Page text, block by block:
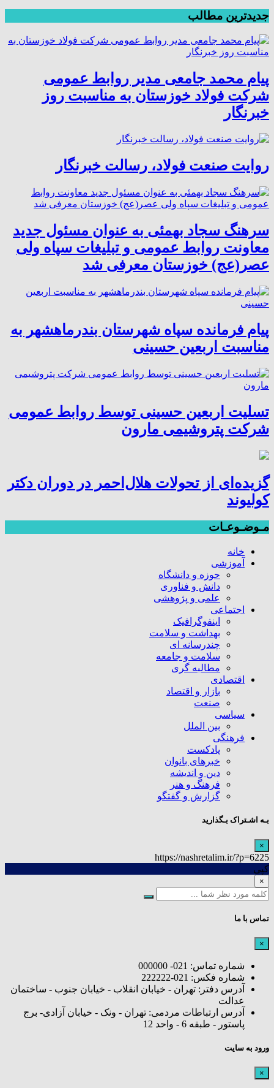
جدیدترین مطالب
پیام محمد جامعی مدیر روابط عمومی
شرکت فولاد خوزستان به مناسبت روز
خبرنگار
روایت صنعت فولاد،‌ رسالت خبرنگار
سرهنگ سجاد بهمئی به عنوان مسئول جدید
معاونت روابط عمومی و تبلیغات سپاه ولی
عصر(عج) خوزستان معرفی شد
پیام فرمانده سپاه شهرستان بندرماهشهر به
مناسبت اربعین حسینی
تسلیت اربعین حسینی توسط روابط عمومی
شرکت پتروشیمی مارون
گزیده‌ای از تحولات هلال‌احمر در دوران دکتر
کولیوند
مـوضـوعـات
خانه
آموزشی
حوزه و دانشگاه
دانش و فناوری
علمی و پژوهشی
اجتماعی
اینفوگرافیک
بهداشت و سلامت
چندرسانه ای
سلامت و جامعه
مطالبه گری
اقتصادی
بازار و اقتصاد
صنعت
سیاسی
بین الملل
فرهنگی
پادکست
خبرهای بانوان
دین و اندیشه
فرهنگ و هنر
گزارش و گفتگو
بـه اشـتراک بـگذارید
×
https://nashretalim.ir/?p=6225
کپی
×
تماس با ما
×
شماره تماس: 021- 000000
شماره فکس: 021-222222
آدرس دفتر: تهران - خیابان انقلاب - خیابان جنوب - ساختمان
عدالت
آدرس ارتباطات مردمی: تهران - ونک - خیابان آزادی- برج
پاستور - طبقه 6 - واحد 12
ورود به سایت
×